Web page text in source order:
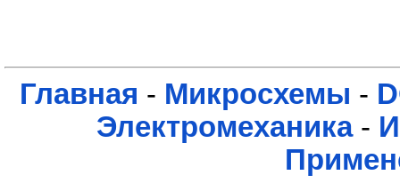
Главная - Микросхемы -
Электромеханика-